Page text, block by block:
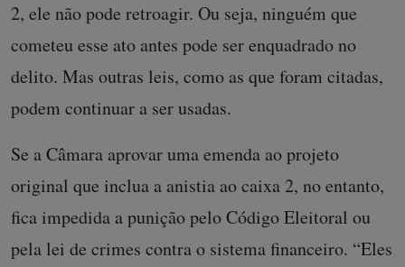
2, ele não pode retroagir. Ou seja, ninguém que
cometeu esse ato antes pode ser enquadrado no
delito. Mas outras leis, como as que foram citadas,
podem continuar a ser usadas.
Se a Câmara aprovar uma emenda ao projeto
original que inclua a anistia ao caixa 2, no entanto,
fica impedida a punição pelo Código Eleitoral ou
pela lei de crimes contra o sistema financeiro. “Eles